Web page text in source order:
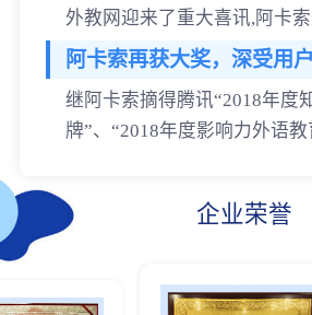
外教网迎来了重大喜讯,阿卡
阿卡索再获大奖，深受用
继阿卡索摘得腾讯“2018年度
牌”、“2018年度影响力外语教
企业荣誉